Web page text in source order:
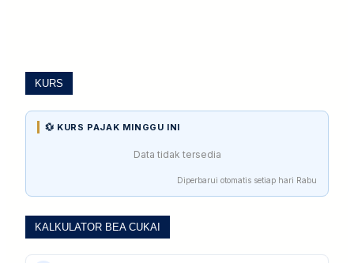
KURS
💱 KURS PAJAK MINGGU INI
Data tidak tersedia
Diperbarui otomatis setiap hari Rabu
KALKULATOR BEA CUKAI